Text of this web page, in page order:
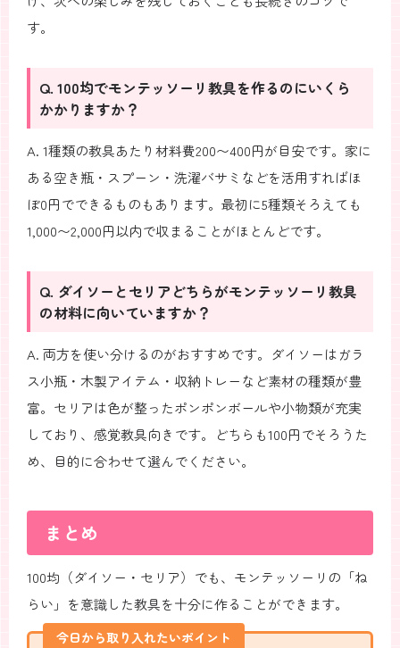
す。
Q. 100均でモンテッソーリ教具を作るのにいくら
かかりますか？
A. 1種類の教具あたり材料費200〜400円が目安です。家に
ある空き瓶・スプーン・洗濯バサミなどを活用すればほ
ぼ0円でできるものもあります。最初に5種類そろえても
1,000〜2,000円以内で収まることがほとんどです。
Q. ダイソーとセリアどちらがモンテッソーリ教具
の材料に向いていますか？
A. 両方を使い分けるのがおすすめです。ダイソーはガラ
ス小瓶・木製アイテム・収納トレーなど素材の種類が豊
富。セリアは色が整ったポンポンボールや小物類が充実
しており、感覚教具向きです。どちらも100円でそろうた
め、目的に合わせて選んでください。
まとめ
100均（ダイソー・セリア）でも、モンテッソーリの「ね
らい」を意識した教具を十分に作ることができます。
今日から取り入れたいポイント